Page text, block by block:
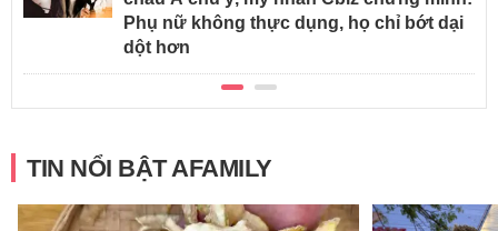
Phụ nữ không thực dụng, họ chỉ bớt dại
dột hơn
TIN NỔI BẬT AFAMILY